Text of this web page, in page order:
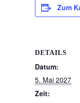
Zum
DETAILS
Datum:
5. Mai 2027
Zeit: